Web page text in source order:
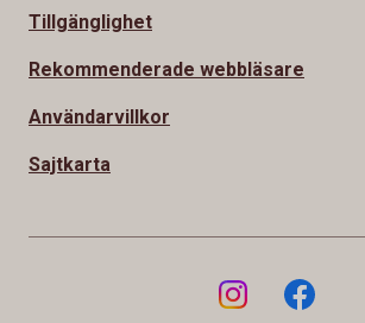
Tillgänglighet
Rekommenderade webbläsare
Användarvillkor
Sajtkarta